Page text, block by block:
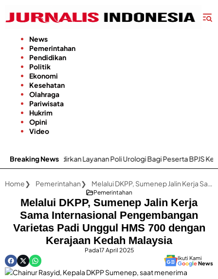
konten
News
Pemerintahan
Pendidikan
Politik
Ekonomi
Kesehatan
Olahraga
Pariwisata
Hukrim
Opini
Video
Breaking News
Hadirkan Layanan Poli Urologi Bagi Peserta BPJS Kesehatan
Home Pemerintahan Melalui DKPP, Sumenep Jalin Kerja Sama Internasional Pengembangan Varietas Padi Unggul HMS 700 dengan Kerajaan Kedah Malaysia
Pemerintahan
Melalui DKPP, Sumenep Jalin Kerja
Sama Internasional Pengembangan
Varietas Padi Unggul HMS 700 dengan
Kerajaan Kedah Malaysia
Pada17 April 2025
Ikuti Kami
GoogleNews